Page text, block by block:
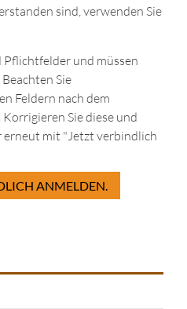
sind, verwenden Sie
und müssen
Sie
Feldern nach dem
Sie diese und
erneut mit "Jetzt verbindlich
ANMELDEN.